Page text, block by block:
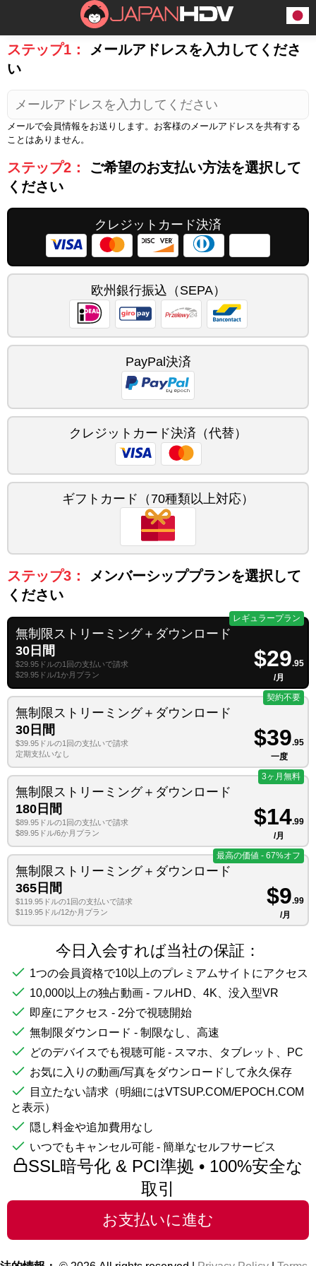
ステップ1：
メールアドレスを入力してくださ
い
メールで会員情報をお送りします。お客様のメールアドレスを共有する
ことはありません。
ステップ2：
ご希望のお支払い方法を選択して
ください
クレジットカード決済
欧州銀行振込（SEPA）
PayPal決済
クレジットカード決済（代替）
ギフトカード（70種類以上対応）
ステップ3：
メンバーシッププランを選択して
ください
無制限ストリーミング＋ダウンロード
30日間
$29.95ドルの1回の支払いで請求
$29.95ドル/1か月プラン
$29.95
/月
レギュラープラン
無制限ストリーミング＋ダウンロード
30日間
$39.95ドルの1回の支払いで請求
定期支払いなし
$39.95
一度
契約不要
無制限ストリーミング＋ダウンロード
180日間
$89.95ドルの1回の支払いで請求
$89.95ドル/6か月プラン
$14.99
/月
3ヶ月無料
無制限ストリーミング＋ダウンロード
365日間
$119.95ドルの1回の支払いで請求
$119.95ドル/12か月プラン
$9.99
/月
最高の価値 - 67%オフ
今日入会すれば当社の保証：
1つの会員資格で10以上のプレミアムサイトにアクセス
10,000以上の独占動画 - フルHD、4K、没入型VR
即座にアクセス - 2分で視聴開始
無制限ダウンロード - 制限なし、高速
どのデバイスでも視聴可能 - スマホ、タブレット、PC
お気に入りの動画/写真をダウンロードして永久保存
目立たない請求（明細にはVTSUP.COM/EPOCH.COM
と表示）
隠し料金や追加費用なし
いつでもキャンセル可能 - 簡単なセルフサービス
SSL暗号化 & PCI準拠 • 100%安全な
取引